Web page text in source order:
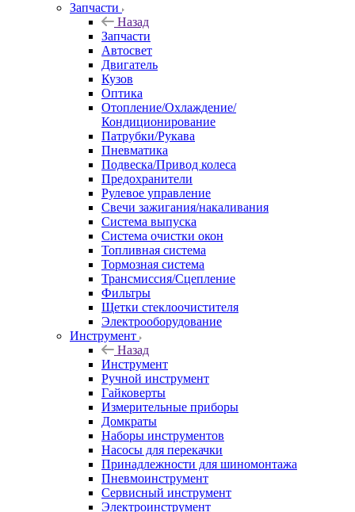
Запчасти
Назад
Запчасти
Автосвет
Двигатель
Кузов
Оптика
Отопление/Охлаждение/
Кондиционирование
Патрубки/Рукава
Пневматика
Подвеска/Привод колеса
Предохранители
Рулевое управление
Свечи зажигания/накаливания
Система выпуска
Система очистки окон
Топливная система
Тормозная система
Трансмиссия/Сцепление
Фильтры
Щетки стеклоочистителя
Электрооборудование
Инструмент
Назад
Инструмент
Ручной инструмент
Гайковерты
Измерительные приборы
Домкраты
Наборы инструментов
Насосы для перекачки
Принадлежности для шиномонтажа
Пневмоинструмент
Сервисный инструмент
Электроинструмент